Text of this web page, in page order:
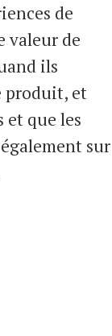
de
valeur de
ils
produit, et
et que les
sur